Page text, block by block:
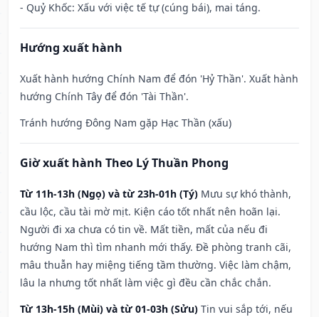
- Quỷ Khốc: Xấu với việc tế tự (cúng bái), mai táng.
Hướng xuất hành
Xuất hành hướng Chính Nam để đón 'Hỷ Thần'. Xuất hành
hướng Chính Tây để đón 'Tài Thần'.
Tránh hướng Đông Nam gặp Hạc Thần (xấu)
Giờ xuất hành Theo Lý Thuần Phong
Từ 11h-13h (Ngọ) và từ 23h-01h (Tý) Mưu sự khó thành,
cầu lộc, cầu tài mờ mịt. Kiện cáo tốt nhất nên hoãn lại.
Người đi xa chưa có tin về. Mất tiền, mất của nếu đi
hướng Nam thì tìm nhanh mới thấy. Đề phòng tranh cãi,
mâu thuẫn hay miệng tiếng tầm thường. Việc làm chậm,
lâu la nhưng tốt nhất làm việc gì đều cần chắc chắn.
Từ 13h-15h (Mùi) và từ 01-03h (Sửu) Tin vui sắp tới, nếu